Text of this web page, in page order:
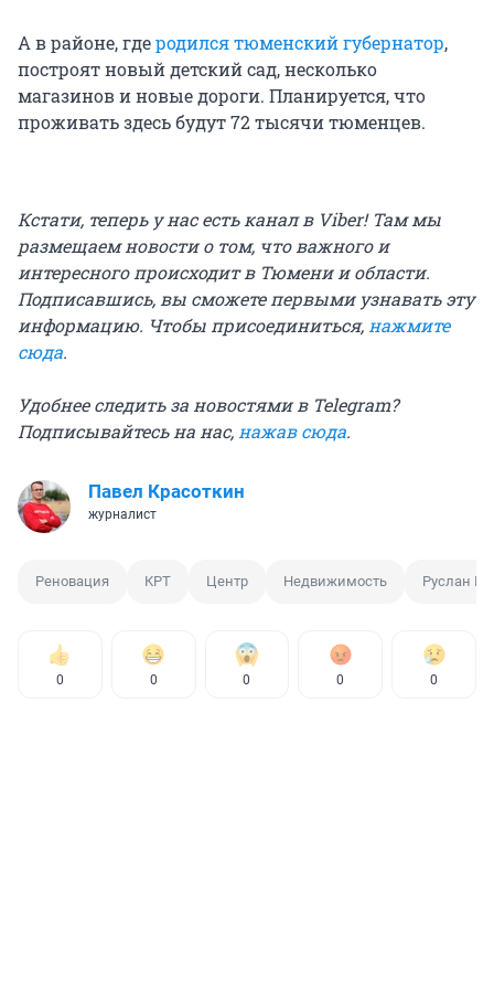
А в районе, гдеродился тюменский губернатор,
построят новый детский сад, несколько
магазинов и новые дороги. Планируется, что
проживать здесь будут 72 тысячи тюменцев.
Кстати, теперь у нас есть канал в Viber! Там мы
размещаем новости о том, что важного и
интересного происходит в Тюмени и области.
Подписавшись, вы сможете первыми узнавать эту
информацию. Чтобы присоединиться, нажмите
сюда.
Удобнее следить за новостями в Telegram?
Подписывайтесь на нас, нажав сюда.
Павел Красоткин
журналист
Реновация КРТ Центр Недвижимость Руслан
0 0 0 0 0